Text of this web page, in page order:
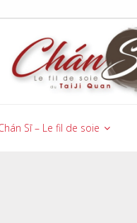
Sī – Le fil de soie